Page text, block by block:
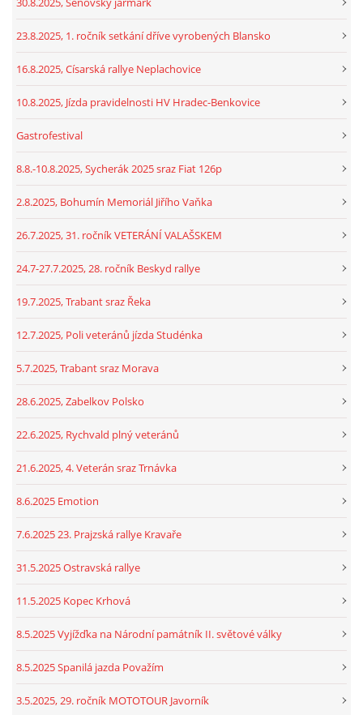
23.8.2025, 1. ročník setkání dříve vyrobených Blansko
16.8.2025, Císarská rallye Neplachovice
10.8.2025, Jízda pravidelnosti HV Hradec-Benkovice
Gastrofestival
8.8.-10.8.2025, Sycherák 2025 sraz Fiat 126p
2.8.2025, Bohumín Memoriál Jiřího Vaňka
26.7.2025, 31. ročník VETERÁNÍ VALAŠSKEM
24.7-27.7.2025, 28. ročník Beskyd rallye
19.7.2025, Trabant sraz Řeka
12.7.2025, Poli veteránů jízda Studénka
5.7.2025, Trabant sraz Morava
28.6.2025, Zabelkov Polsko
22.6.2025, Rychvald plný veteránů
21.6.2025, 4. Veterán sraz Trnávka
8.6.2025 Emotion
7.6.2025 23. Prajzská rallye Kravaře
31.5.2025 Ostravská rallye
11.5.2025 Kopec Krhová
8.5.2025 Vyjížďka na Národní památník II. světové války
8.5.2025 Spanilá jazda Považím
3.5.2025, 29. ročník MOTOTOUR Javorník